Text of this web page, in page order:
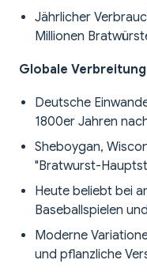
Jährlicher
Millionen
Globale
Deutsche
1800er Jahren
Sheboygan,
"Bratwurst-
Heute beliebt bei
Baseballspielen
Moderne
und pflanzliche